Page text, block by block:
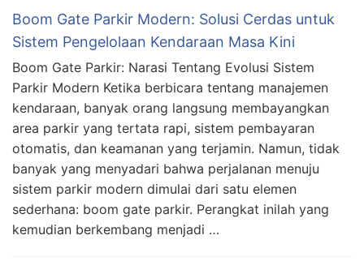
Boom Gate Parkir Modern: Solusi Cerdas untuk
Sistem Pengelolaan Kendaraan Masa Kini
Boom Gate Parkir: Narasi Tentang Evolusi Sistem
Parkir Modern Ketika berbicara tentang manajemen
kendaraan, banyak orang langsung membayangkan
area parkir yang tertata rapi, sistem pembayaran
otomatis, dan keamanan yang terjamin. Namun, tidak
banyak yang menyadari bahwa perjalanan menuju
sistem parkir modern dimulai dari satu elemen
sederhana: boom gate parkir. Perangkat inilah yang
kemudian berkembang menjadi …